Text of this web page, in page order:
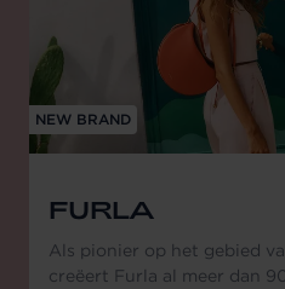
NEW BRAND
FURLA
Als pionier op het gebied
creëert Furla al meer dan